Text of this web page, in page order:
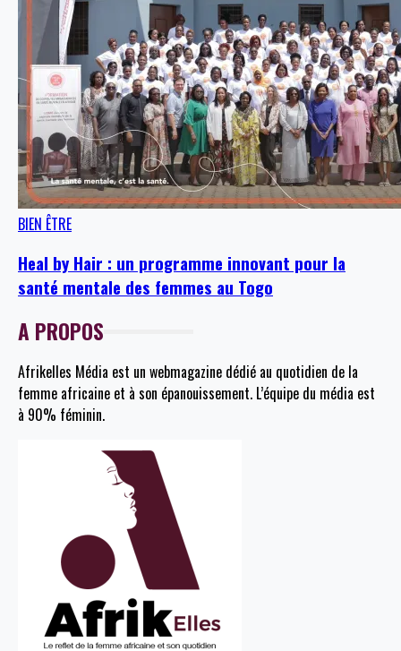
BIEN ÊTRE
Heal by Hair : un programme innovant pour la
santé mentale des femmes au Togo
A PROPOS
Afrikelles Média est un webmagazine dédié au quotidien de la
femme africaine et à son épanouissement. L’équipe du média est
à 90% féminin.